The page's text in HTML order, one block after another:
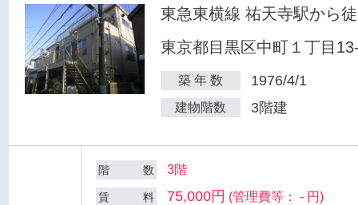
東急東横線 祐天寺駅から
東京都目黒区中町１丁目
築 年 数 1976/4/1
建物階数 3階建
階 数 3階
賃 料 75,000円 (管理費等： - 円)